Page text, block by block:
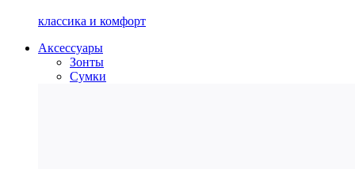
классика и комфорт
Аксессуары
Зонты
Сумки